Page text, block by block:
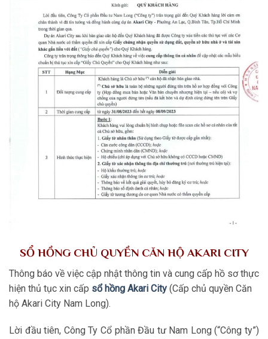
SỔ HỒNG CHỦ QUYỀN CĂN HỘ AKARI CITY
Thông báo về việc cập nhật thông tin và cung cấp hồ sơ thực
hiện thủ tục xin cấp sổ hồng Akari City (Cấp chủ quyền Căn
hộ Akari City Nam Long).
Lời đầu tiên, Công Ty Cổ phần Đầu tư Nam Long (“Công ty”)